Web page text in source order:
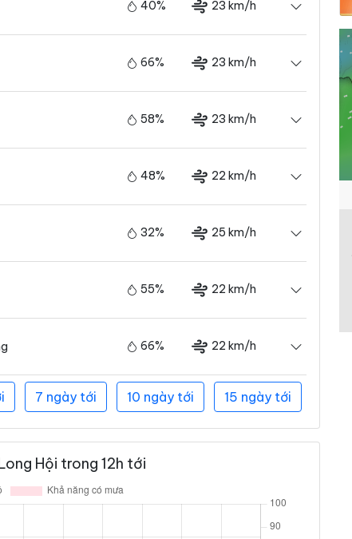
40% 23 km/h
66% 23 km/h
58% 23 km/h
48% 22 km/h
32% 25 km/h
55% 22 km/h
66% 22 km/h
7 ngày tới 10 ngày tới 15 ngày tới
Hội trong 12h tới